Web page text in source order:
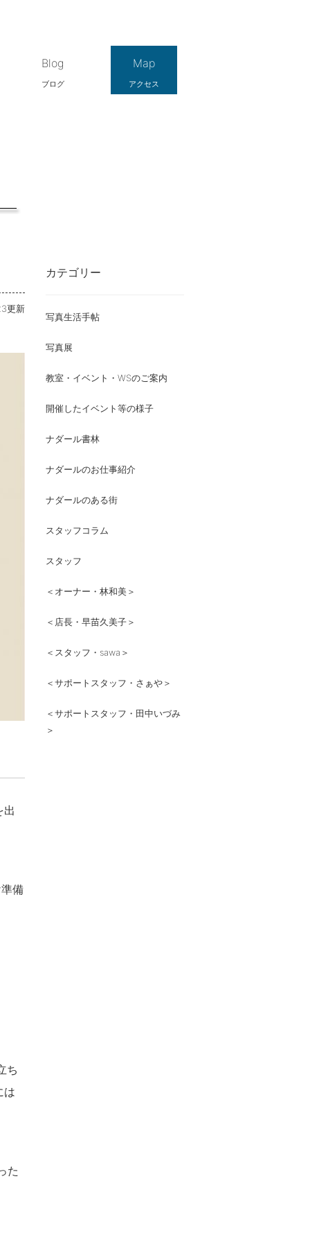
Blog
ブログ
Map
アクセス
カテゴリー
写真生活手帖
写真展
教室・イベント・WSのご案内
開催したイベント等の様子
ナダール書林
ナダールのお仕事紹介
ナダールのある街
スタッフコラム
スタッフ
＜オーナー・林和美＞
＜店長・早苗久美子＞
＜スタッフ・sawa＞
＜サポートスタッフ・さぁや＞
＜サポートスタッフ・田中いづみ
＞
更新
出
備
ち
は
た